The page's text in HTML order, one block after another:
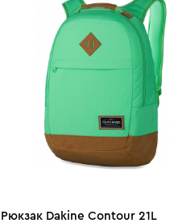
Рюкзак Dakine Contour 21L